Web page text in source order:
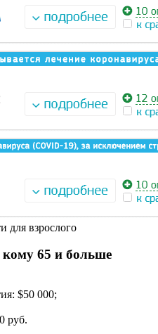
для взрослого
кому 65 и больше
$50 000;
руб.